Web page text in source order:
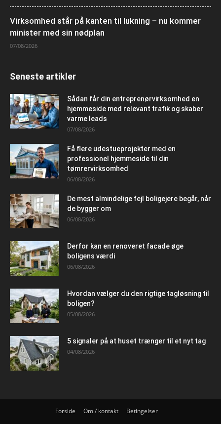
Virksomhed står på kanten til lukning – nu kommer
minister med sin nødplan
07/08/2026
Seneste artikler
Sådan får din entreprenørvirksomhed en
hjemmeside med relevant trafik og skaber
varme leads
07/08/2026
Få flere udestueprojekter med en
professionel hjemmeside til din
tømrervirksomhed
06/08/2026
De mest almindelige fejl boligejere begår, når
de bygger om
06/08/2026
Derfor kan en renoveret facade øge
boligens værdi
06/08/2026
Hvordan vælger du den rigtige tagløsning til
boligen?
05/08/2026
5 signaler på at huset trænger til et nyt tag
04/08/2026
Forside Om / kontakt Betingelser